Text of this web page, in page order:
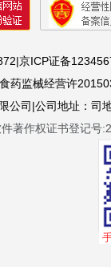
京ICP证备
药监械经营许
公司|公司地址：
著作权证书登记号